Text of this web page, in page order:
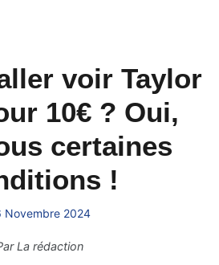
voir Taylor
10€ ? Oui,
certaines
!
Novembre 2024
La rédaction